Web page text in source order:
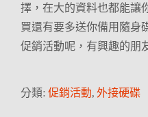
擇，在大的資料也都能讓
買還有要多送你備用隨身
促銷活動呢，有興趣的朋
分類: 促銷活動, 外接硬碟